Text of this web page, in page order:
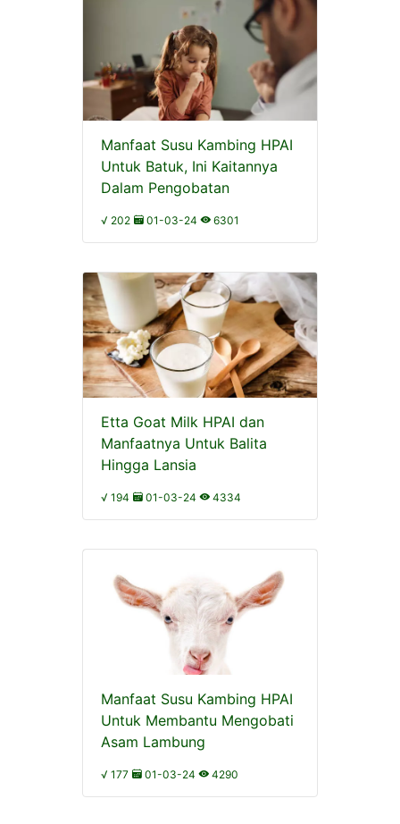
Manfaat Susu Kambing HPAI
Untuk Batuk, Ini Kaitannya
Dalam Pengobatan
√ 202 01-03-24 6301
Etta Goat Milk HPAI dan
Manfaatnya Untuk Balita
Hingga Lansia
√ 194 01-03-24 4334
Manfaat Susu Kambing HPAI
Untuk Membantu Mengobati
Asam Lambung
√ 177 01-03-24 4290